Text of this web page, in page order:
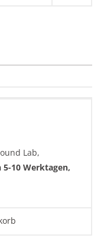
Lab,
10 Werktagen,